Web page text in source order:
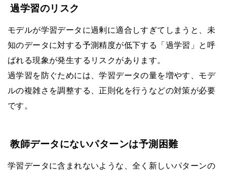
過学習のリスク
モデルが学習データに過剰に適合しすぎてしまうと、未
知のデータに対する予測精度が低下する「過学習」と呼
ばれる現象が発生するリスクがあります。
過学習を防ぐためには、学習データの量を増やす、モデ
ルの複雑さを調整する、正則化を行うなどの対策が必要
です。
教師データにないパターンは予測困難
学習データに含まれないような、全く新しいパターンの